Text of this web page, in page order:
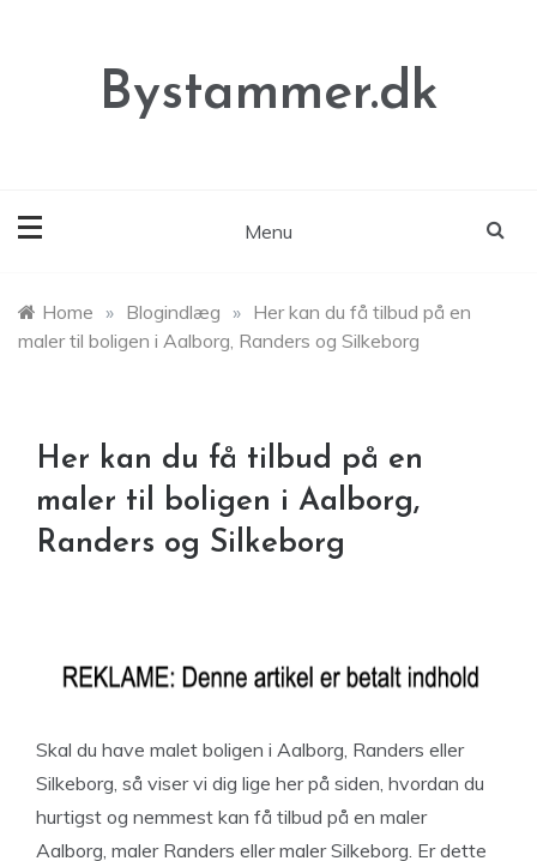
Bystammer.dk
Menu
Home » Blogindlæg » Her kan du få tilbud på en
maler til boligen i Aalborg, Randers og Silkeborg
Her kan du få tilbud på en
maler til boligen i Aalborg,
Randers og Silkeborg
Skal du have malet boligen i Aalborg, Randers eller
Silkeborg, så viser vi dig lige her på siden, hvordan du
hurtigst og nemmest kan få tilbud på en maler
Aalborg, maler Randers eller maler Silkeborg. Er dette